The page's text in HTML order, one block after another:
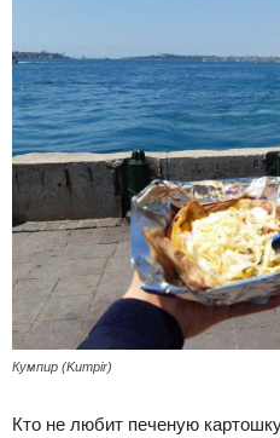
Кумпир (Kumpir)
Кто не любит печеную